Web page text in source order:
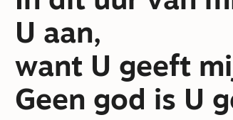
U aan,
want U geeft
Geen god is U